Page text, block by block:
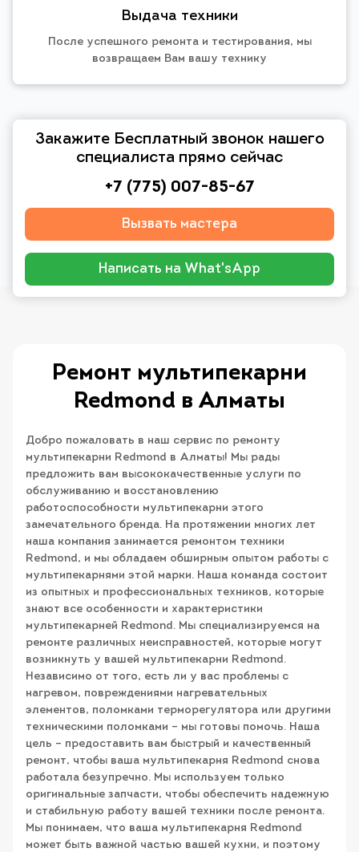
Выдача техники
После успешного ремонта и тестирования, мы
возвращаем Вам вашу технику
Закажите Бесплатный звонок нашего
специалиста прямо сейчас
+7 (775) 007-85-67
Вызвать мастера
Написать на What'sApp
Ремонт мультипекарни
Redmond в Алматы
Добро пожаловать в наш сервис по ремонту
мультипекарни Redmond в Алматы! Мы рады
предложить вам высококачественные услуги по
обслуживанию и восстановлению
работоспособности мультипекарни этого
замечательного бренда. На протяжении многих лет
наша компания занимается ремонтом техники
Redmond, и мы обладаем обширным опытом работы с
мультипекарнями этой марки. Наша команда состоит
из опытных и профессиональных техников, которые
знают все особенности и характеристики
мультипекарней Redmond. Мы специализируемся на
ремонте различных неисправностей, которые могут
возникнуть у вашей мультипекарни Redmond.
Независимо от того, есть ли у вас проблемы с
нагревом, повреждениями нагревательных
элементов, поломками терморегулятора или другими
техническими поломками – мы готовы помочь. Наша
цель – предоставить вам быстрый и качественный
ремонт, чтобы ваша мультипекарня Redmond снова
работала безупречно. Мы используем только
оригинальные запчасти, чтобы обеспечить надежную
и стабильную работу вашей техники после ремонта.
Мы понимаем, что ваша мультипекарня Redmond
может быть важной частью вашей кухни, и поэтому